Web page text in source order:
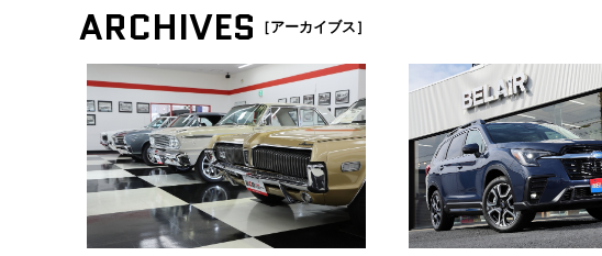
ARCHIVES ［アーカイブス］